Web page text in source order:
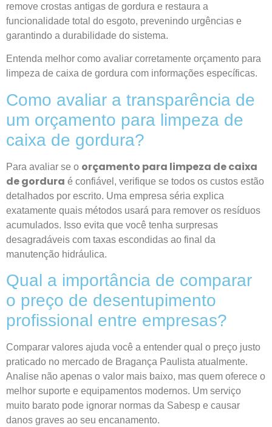
remove crostas antigas de gordura e restaura a
funcionalidade total do esgoto, prevenindo urgências e
garantindo a durabilidade do sistema.
Entenda melhor como avaliar corretamente orçamento para
limpeza de caixa de gordura com informações específicas.
Como avaliar a transparência de
um orçamento para limpeza de
caixa de gordura?
Para avaliar se o orçamento para limpeza de caixa
de gordura é confiável, verifique se todos os custos estão
detalhados por escrito. Uma empresa séria explica
exatamente quais métodos usará para remover os resíduos
acumulados. Isso evita que você tenha surpresas
desagradáveis com taxas escondidas ao final da
manutenção hidráulica.
Qual a importância de comparar
o preço de desentupimento
profissional entre empresas?
Comparar valores ajuda você a entender qual o preço justo
praticado no mercado de Bragança Paulista atualmente.
Analise não apenas o valor mais baixo, mas quem oferece o
melhor suporte e equipamentos modernos. Um serviço
muito barato pode ignorar normas da Sabesp e causar
danos graves ao seu encanamento.